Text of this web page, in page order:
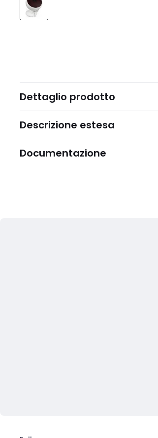
Dettaglio prodotto
Descrizione estesa
Documentazione